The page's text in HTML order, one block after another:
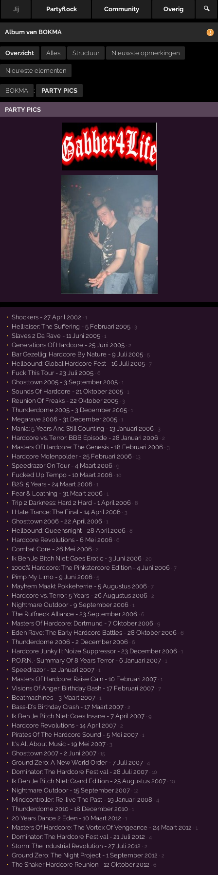
Jij Partyflock Community Overig 🔍
Album van BOKMA
Overzicht Alles Structuur Nieuwste opmerkingen
Nieuwste elementen
BOKMA : PARTY PICS
PARTY PICS
Shockers - 27 April 2002 · 1
Hellraiser: The Suffering - 5 Februari 2005 · 3
Slaves 2 Da Rave - 11 Juni 2005 · 1
Generations Of Hardcore - 25 Juni 2005 · 2
Bar Gezellig: Hardcore By Nature - 9 Juli 2005 · 5
Hellbound: Global Hardcore Fest - 16 Juli 2005 · 7
Fuck This Tour - 23 Juli 2005 · 6
Ghosttown 2005 - 3 September 2005 · 1
Sounds Of Hardcore - 21 Oktober 2005 · 1
Reunion Of Freaks - 22 Oktober 2005 · 3
Thunderdome 2005 - 3 December 2005 · 1
Megarave 2006 - 31 December 2005 · 1
Mania: 5 Years And Still Counting - 13 Januari 2006 · 3
Hardcore vs. Terror: BBB Episode - 28 Januari 2006 · 2
Masters Of Hardcore: The Genesis - 18 Februari 2006 · 3
Hardcore Molenpolder - 25 Februari 2006 · 13
Speedrazor On Tour - 4 Maart 2006 · 9
Fucked Up Tempo - 10 Maart 2006 · 10
B2S: 5 Years - 24 Maart 2006 · 1
Fear & Loathing - 31 Maart 2006 · 1
Trip 2 Darkness: Hard 2 Hard - 1 April 2006 · 8
I Hate Trance: The Final - 14 April 2006 · 3
Ghosttown 2006 - 22 April 2006 · 1
Hellbound: Queensnight - 28 April 2006 · 8
Hardcore Revolutions - 6 Mei 2006 · 6
Combat Core - 26 Mei 2006 · 2
Ik Ben Je Bitch Niet: Goes Erotic - 3 Juni 2006 · 20
1000% Hardcore: The Pinkstercore Edition - 4 Juni 2006 · 7
Pimp My Limo - 9 Juni 2006 · 5
Mayhem Maakt Pokkeherrie - 5 Augustus 2006 · 7
Hardcore vs. Terror: 5 Years - 26 Augustus 2006 · 2
Nightmare Outdoor - 9 September 2006 · 1
The Ruffneck Alliance - 23 September 2006 · 6
Masters Of Hardcore: Dortmund - 7 Oktober 2006 · 9
Eden Rave: The Early Hardcore Battles - 28 Oktober 2006 · 6
Thunderdome 2006 - 2 December 2006 · 6
Hardcore Junky II: Noize Suppressor - 23 December 2006 · 1
P.O.R.N. · Summary Of 8 Years Terror - 6 Januari 2007 · 1
Speedrazor - 12 Januari 2007 · 1
Masters Of Hardcore: Raise Cain - 10 Februari 2007 · 1
Visions Of Anger: Birthday Bash - 17 Februari 2007 · 7
Beatmachines - 3 Maart 2007 · 1
Bass-D's Birthday Crash - 17 Maart 2007 · 2
Ik Ben Je Bitch Niet: Goes Insane - 7 April 2007 · 9
Hardcore Revolutions - 14 April 2007 · 2
Pirates Of The Hardcore Sound - 5 Mei 2007 · 1
It's All About Music - 19 Mei 2007 · 3
Ghosttown 2007 - 2 Juni 2007 · 15
Ground Zero: A New World Order - 7 Juli 2007 · 4
Dominator: The Hardcore Festival - 28 Juli 2007 · 10
Ik Ben Je Bitch Niet: Grand Edition - 25 Augustus 2007 · 10
Nightmare Outdoor - 15 September 2007 · 12
Mindcontroller: Re-live The Past - 19 Januari 2008 · 4
Thunderdome 2010 - 18 December 2010 · 1
20 Years Dance 2 Eden - 10 Maart 2012 · 1
Masters Of Hardcore: The Vortex Of Vengeance - 24 Maart 2012 · 1
Dominator: The Hardcore Festival - 21 Juli 2012 · 4
Storm: The Industrial Revolution - 27 Juli 2012 · 2
Ground Zero: The Night Project - 1 September 2012 · 2
The Shaker Hardcore Reunion - 12 Oktober 2012 · 6